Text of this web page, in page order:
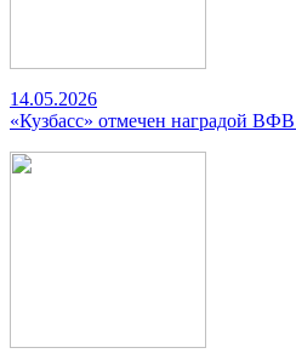
14.05.2026
«Кузбасс» отмечен наградой